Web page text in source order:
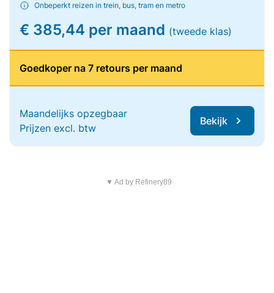
Onbeperkt reizen in trein, bus, tram en metro
€ 385,44 per maand (tweede klas)
Goedkoper na 7 retours per maand
Maandelijks opzegbaar
Prijzen excl. btw
Bekijk
▼ Ad by Refinery89